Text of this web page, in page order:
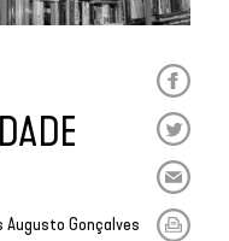
Augusto Gonçalves